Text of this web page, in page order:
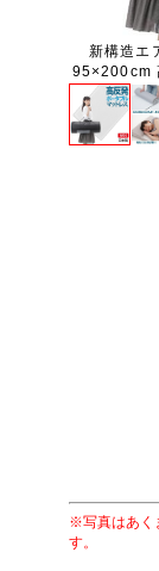
新構造エ
95×200cm
※写真はあく
す。